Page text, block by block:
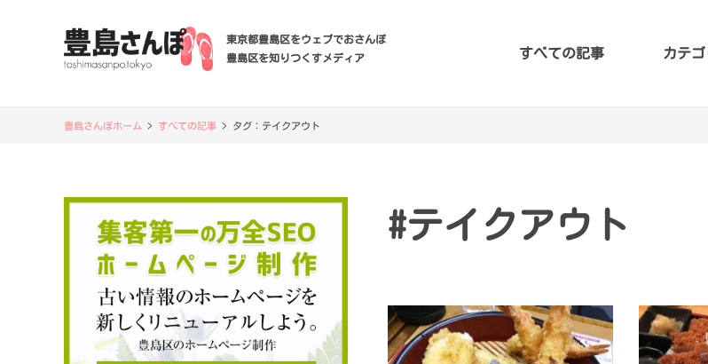
東京都豊島区をウェブでおさんぽ
豊島区を知りつくすメディア
すべての記事 カテ
豊島さんぽホーム > すべての記事 > タグ： テイクアウト
#テイクアウト